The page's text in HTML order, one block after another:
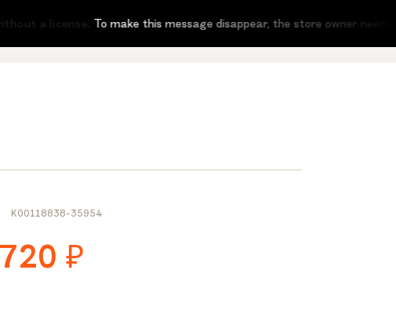
a license. To make this message disappear, the store owner needs
K00118838-35954
720₽